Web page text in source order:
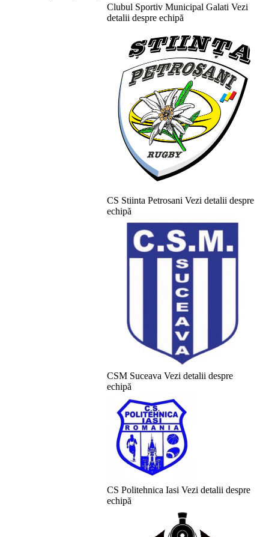
Clubul Sportiv Municipal Galati Vezi
detalii despre echipă
CS Stiinta Petrosani Vezi detalii despre
echipă
CSM Suceava Vezi detalii despre
echipă
CS Politehnica Iasi Vezi detalii despre
echipă